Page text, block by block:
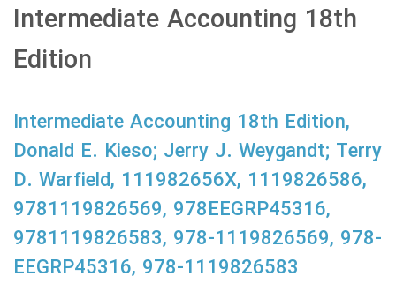
Intermediate Accounting 18th
Edition
Intermediate Accounting 18th Edition,
Donald E. Kieso; Jerry J. Weygandt; Terry
D. Warfield, 111982656X, 1119826586,
9781119826569, 978EEGRP45316,
9781119826583, 978-1119826569, 978-
EEGRP45316, 978-1119826583